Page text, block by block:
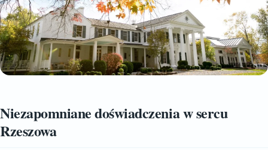
Niezapomniane doświadczenia w sercu
Rzeszowa